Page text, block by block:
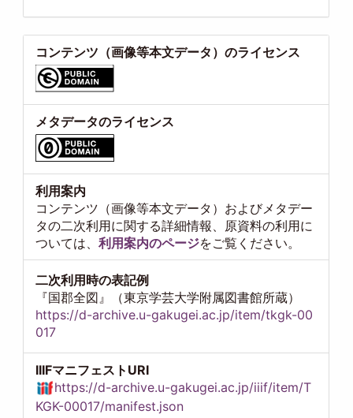
コンテンツ（画像等本文データ）のライセンス
メタデータのライセンス
利用案内
コンテンツ（画像等本文データ）およびメタデー
タの二次利用に関する詳細情報、原資料の利用に
ついては、利用案内のページをご覧ください。
二次利用時の表記例
『国郡全図』（東京学芸大学附属図書館所蔵）
https://d-archive.u-gakugei.ac.jp/item/tkgk-00
017
IIIFマニフェストURI
https://d-archive.u-gakugei.ac.jp/iiif/item/T
KGK-00017/manifest.json